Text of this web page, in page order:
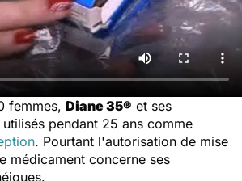
femmes, Diane 35® et ses
pendant 25 ans comme
. Pourtant l'autorisation de mise
médicament concerne ses